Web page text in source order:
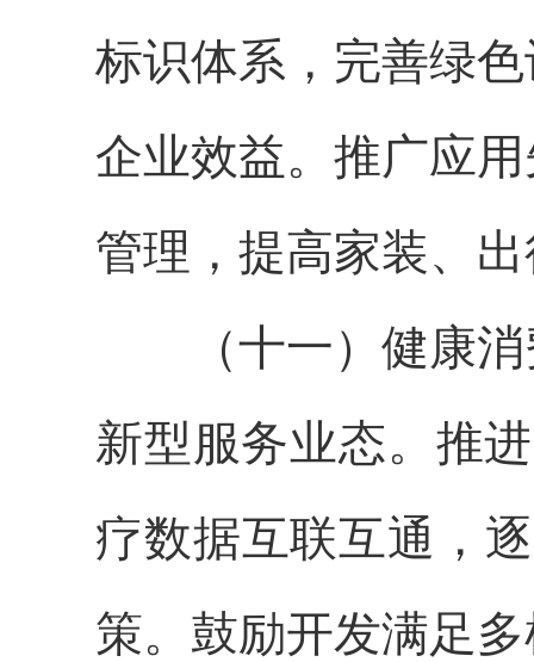
标识体系，完善绿
企业效益。推广应
管理，提高家装、
（十一）健康消
新型服务业态。推
疗数据互联互通，
策。鼓励开发满足